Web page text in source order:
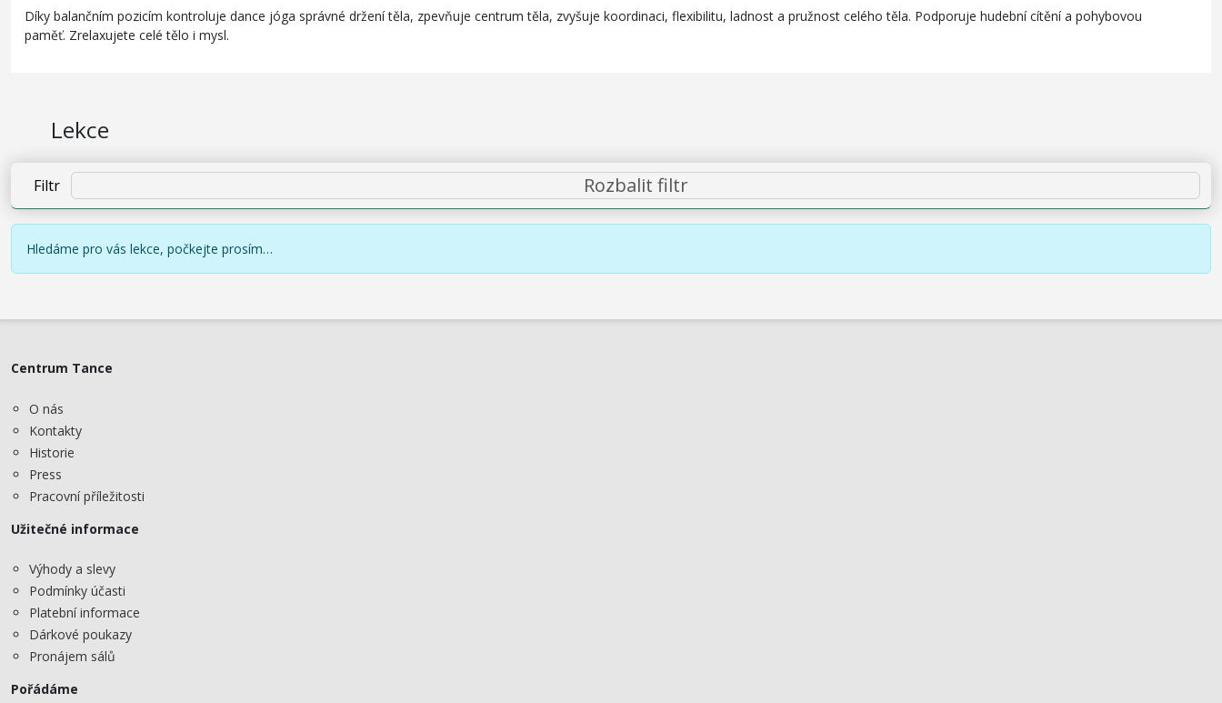
Díky balančním pozicím kontroluje dance jóga správné držení těla, zpevňuje centrum těla, zvyšuje koordinaci, flexibilitu, ladnost a pružnost celého těla. Podporuje hudební cítění a pohybovou
paměť. Zrelaxujete celé tělo i mysl.
Lekce
Filtr Rozbalit filtr
Hledáme pro vás lekce, počkejte prosím…
Centrum Tance
O nás
Kontakty
Historie
Press
Pracovní příležitosti
Užitečné informace
Výhody a slevy
Podmínky účasti
Platební informace
Dárkové poukazy
Pronájem sálů
Pořádáme